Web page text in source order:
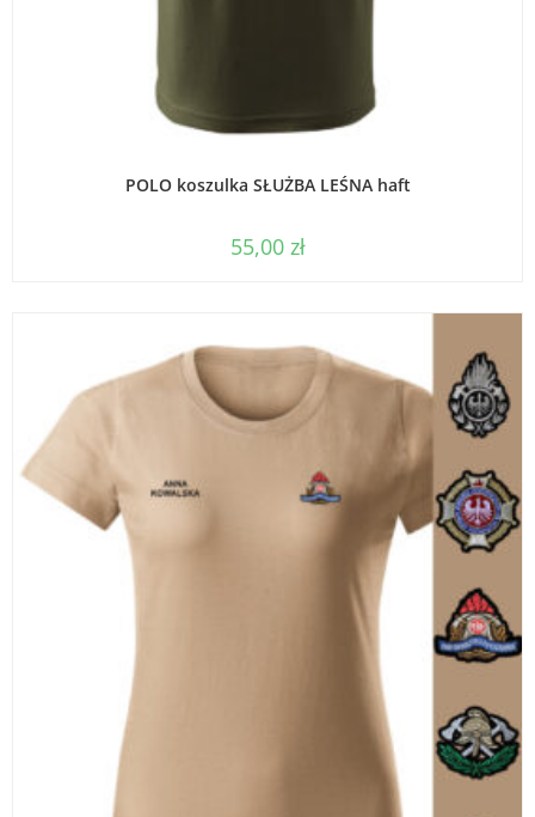
WYBIERZ OPCJE
POLO koszulka SŁUŻBA LEŚNA haft
55,00 zł